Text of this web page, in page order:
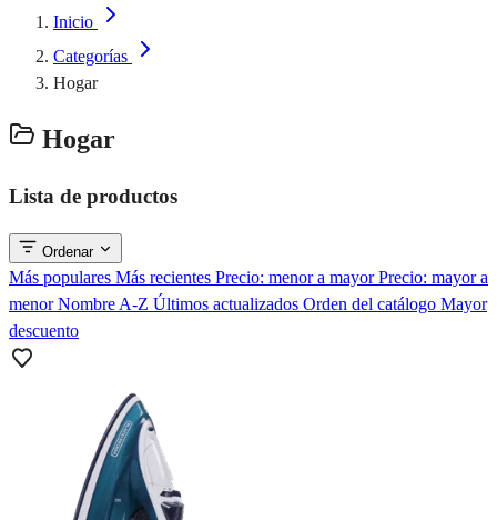
Inicio
Categorías
Hogar
Hogar
Lista de productos
Ordenar
Más populares Más recientes Precio: menor a mayorPrecio: mayor a
menorNombre A-Z Últimos actualizados Orden del catálogo Mayor
descuento